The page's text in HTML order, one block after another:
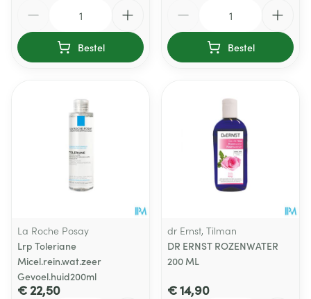
Bestel Bestel
La Roche Posay
Lrp Toleriane
Micel.rein.wat.zeer
Gevoel.huid200ml
€ 22,50
dr Ernst, Tilman
DR ERNST ROZENWATER
200 ML
€ 14,90